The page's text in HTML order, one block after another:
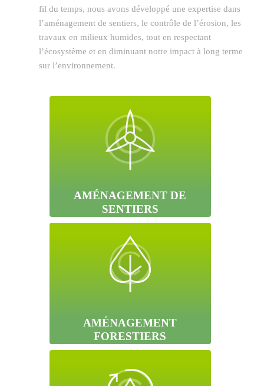
fil du temps, nous avons développé une expertise dans
l’aménagement de sentiers, le contrôle de l’érosion, les
travaux en milieux humides, tout en respectant
l’écosystème et en diminuant notre impact à long terme
sur l’environnement.
AMÉNAGEMENT DE
SENTIERS
AMÉNAGEMENT
FORESTIERS